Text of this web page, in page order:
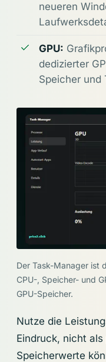
neueren
GPU:
dedizierter
Speicher und
Der Task-Manager ist
CPU-, Speicher- und
GPU-Speicher.
Nutze die
Eindruck, nicht
Speicherwerte